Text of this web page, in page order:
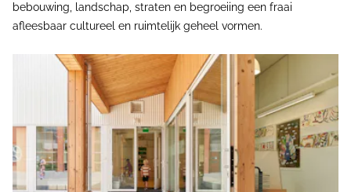
bebouwing, landschap, straten en begroeiing een fraai
afleesbaar cultureel en ruimtelijk geheel vormen.